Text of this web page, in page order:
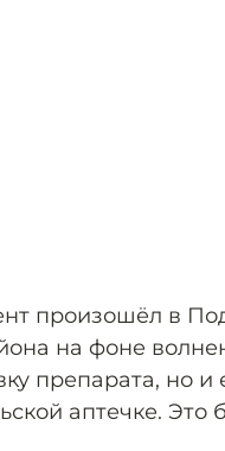
произошёл в
на фоне
препарата, но и
аптечке. Это